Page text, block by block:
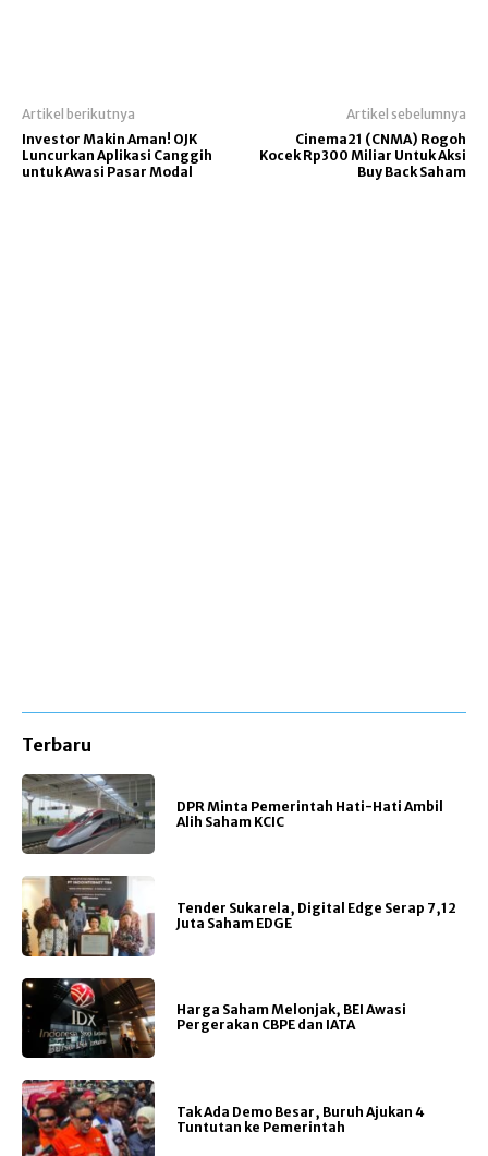
Artikel berikutnya
Investor Makin Aman! OJK
Luncurkan Aplikasi Canggih
untuk Awasi Pasar Modal
Artikel sebelumnya
Cinema21 (CNMA) Rogoh
Kocek Rp300 Miliar Untuk Aksi
Buy Back Saham
Terbaru
DPR Minta Pemerintah Hati-Hati Ambil
Alih Saham KCIC
Tender Sukarela, Digital Edge Serap 7,12
Juta Saham EDGE
Harga Saham Melonjak, BEI Awasi
Pergerakan CBPE dan IATA
Tak Ada Demo Besar, Buruh Ajukan 4
Tuntutan ke Pemerintah